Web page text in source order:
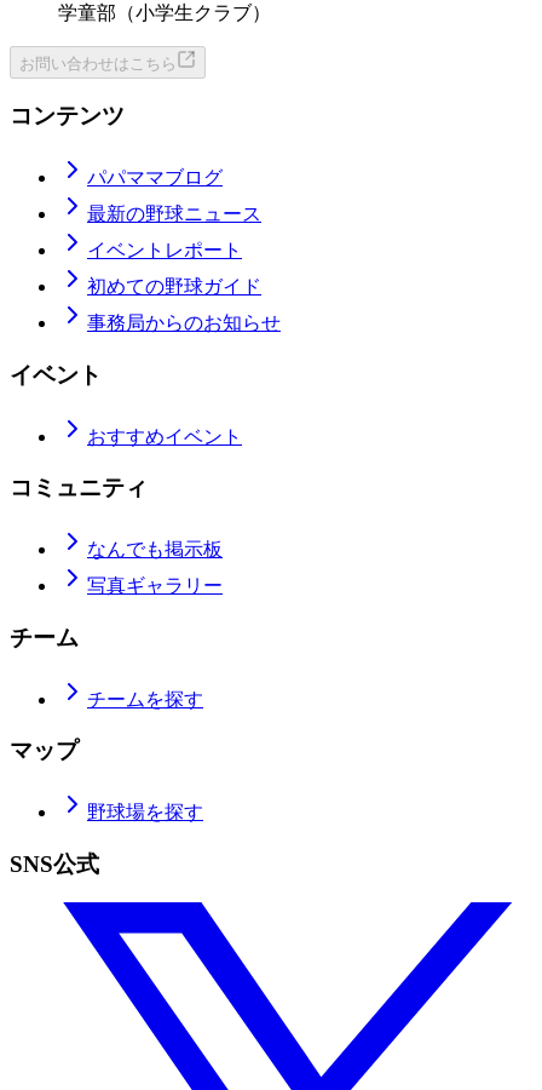
学童部（小学生クラブ）
お問い合わせはこちら
コンテンツ
パパママブログ
最新の野球ニュース
イベントレポート
初めての野球ガイド
事務局からのお知らせ
イベント
おすすめイベント
コミュニティ
なんでも掲示板
写真ギャラリー
チーム
チームを探す
マップ
野球場を探す
SNS公式